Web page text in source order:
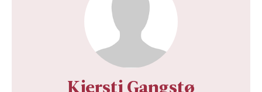
Kjersti Gangstø